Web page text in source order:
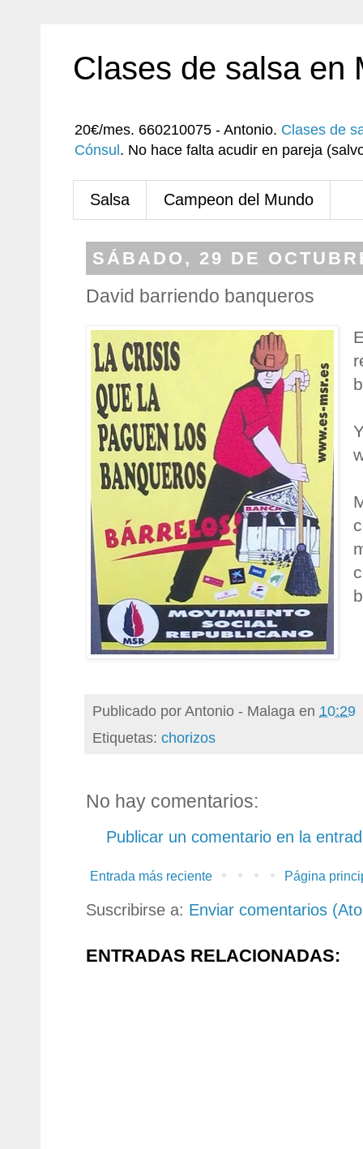
Clases de salsa en
20€/mes. 660210075 - Antonio. Clases de
Cónsul . No hace falta acudir en pareja
Salsa Campeon del Mundo
SÁBADO, 29 DE
David barriendo banqueros
Publicado porAntonio - Malaga en 10:29
Etiquetas: chorizos
No hay comentarios:
Publicar un comentario en la
Entrada más reciente Página
Suscribirse a: Enviar comentarios
ENTRADAS RELACIONADAS: